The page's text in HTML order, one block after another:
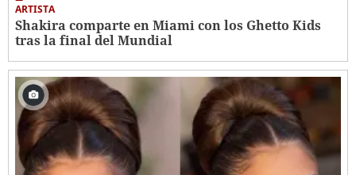
ARTISTA
Shakira comparte en Miami con los Ghetto Kids
tras la final del Mundial